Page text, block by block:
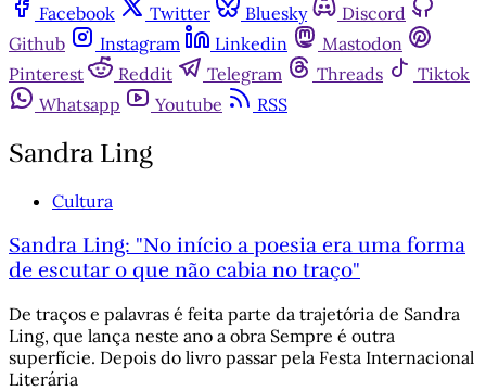
Facebook
Twitter Bluesky
Discord
Github
Instagram Linkedin
Mastodon
Pinterest
Reddit Telegram Threads
Tiktok
Whatsapp
Youtube RSS
Sandra Ling
Cultura
Sandra Ling: "No início a poesia era uma forma
de escutar o que não cabia no traço"
De traços e palavras é feita parte da trajetória de Sandra
Ling, que lança neste ano a obra Sempre é outra
superfície. Depois do livro passar pela Festa Internacional
Literária